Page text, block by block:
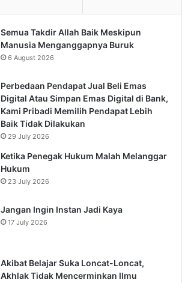
Semua Takdir Allah Baik Meskipun
Manusia Menganggapnya Buruk
6 August 2026
Perbedaan Pendapat Jual Beli Emas
Digital Atau Simpan Emas Digital di Bank,
Kami Pribadi Memilih Pendapat Lebih
Baik Tidak Dilakukan
29 July 2026
Ketika Penegak Hukum Malah Melanggar
Hukum
23 July 2026
Jangan Ingin Instan Jadi Kaya
17 July 2026
Akibat Belajar Suka Loncat-Loncat,
Akhlak Tidak Mencerminkan Ilmu